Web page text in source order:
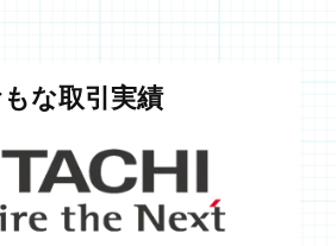
な取引実績